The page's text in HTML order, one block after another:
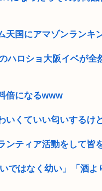
天国にアマゾンラン
ハロショ大阪イベが全
倍になるwww
いくていい匂いするけ
ンティア活動をして皆
ではなく幼い」「酒